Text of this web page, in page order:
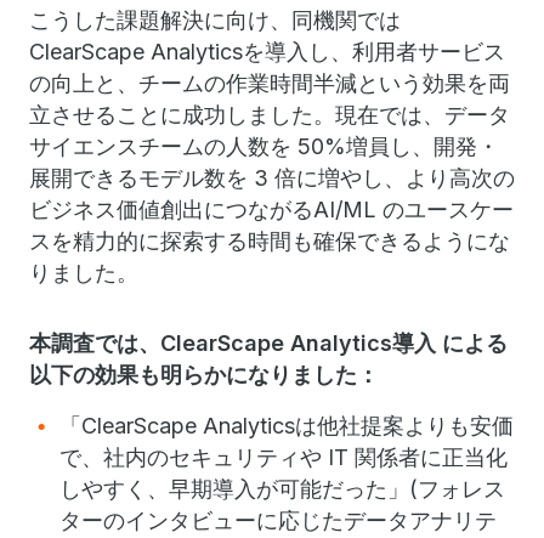
こうした課題解決に向け、同機関では
ClearScape Analyticsを導入し、利用者サービス
の向上と、チームの作業時間半減という効果を両
立させることに成功しました。現在では、データ
サイエンスチームの人数を 50%増員し、開発・
展開できるモデル数を 3 倍に増やし、より高次の
ビジネス価値創出につながるAI/ML のユースケー
スを精力的に探索する時間も確保できるようにな
りました。
本調査では、ClearScape Analytics導入 による
以下の効果も明らかになりました：
「ClearScape Analyticsは他社提案よりも安価
で、社内のセキュリティや IT 関係者に正当化
しやすく、早期導入が可能だった」(フォレス
ターのインタビューに応じたデータアナリテ